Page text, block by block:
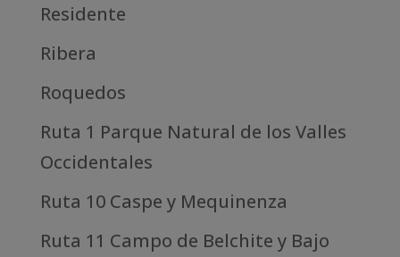
Residente
Ribera
Roquedos
Ruta 1 Parque Natural de los Valles
Occidentales
Ruta 10 Caspe y Mequinenza
Ruta 11 Campo de Belchite y Bajo